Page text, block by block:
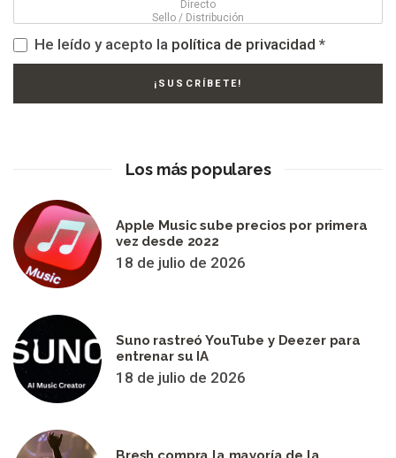
He leído y acepto la política de privacidad *
Los más populares
Apple Music sube precios por primera
vez desde 2022
18 de julio de 2026
Suno rastreó YouTube y Deezer para
entrenar su IA
18 de julio de 2026